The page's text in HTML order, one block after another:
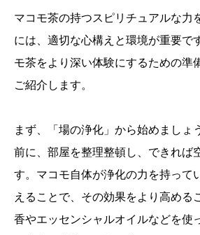
マコモ茶の持つスピリチュアルな力
には、適切な心構えと環境が重要で
モ茶をより深い体験にするための準
ご紹介します。
まず、「場の浄化」から始めましょ
前に、部屋を整理整頓し、できれば
す。マコモ自体が浄化の力を持って
えることで、その効果をより高める
香やエッセンシャルオイルなどを使